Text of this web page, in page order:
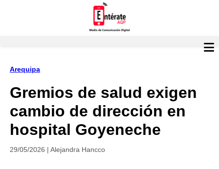
Arequipa
Gremios de salud exigen
cambio de dirección en
hospital Goyeneche
29/05/2026 | Alejandra Hancco